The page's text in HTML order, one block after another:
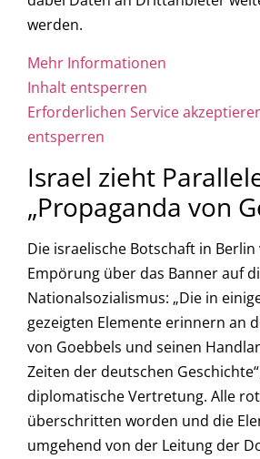
werden.
Mehr Informationen
Inhalt entsperren
Erforderlichen Service
entsperren
Israel zieht
„Propaganda von
Die israelische Botschaft in
Empörung über das Banner auf
Nationalsozialismus: „Die in
gezeigten Elemente erinnern an
von Goebbels und seinen
Zeiten der deutschen
diplomatische Vertretung. Alle
überschritten worden und die
umgehend von der Leitung der